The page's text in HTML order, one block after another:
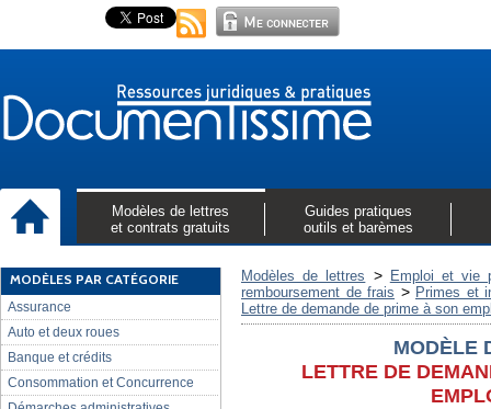
Modèles de lettres
et contrats gratuits
Guides pratiques
outils et barèmes
MODÈLES PAR CATÉGORIE
Assurance
Auto et deux roues
Banque et crédits
Consommation et Concurrence
Modèles de lettres >
Emploi et vie
remboursement de frais > Primes et
Lettre de demande de prime à son
MODÈLE
LETTRE DE